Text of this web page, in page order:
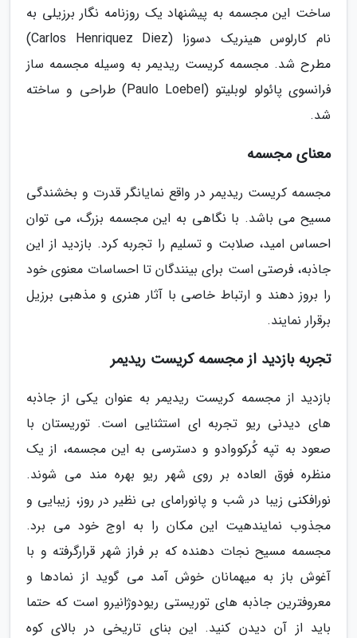
ساخت این مجسمه به پیشنهاد یک روزنامه نگار برزیلی به
نام کارلوس هینریک دسوزا (Carlos Henriquez Diez)
مطرح شد. مجسمه کریست ریدیمر به وسیله مجسمه ساز
فرانسوی پائولو لوبلیتو (Paulo Loebel) طراحی و ساخته
شد.
معنای مجسمه
مجسمه کریست ریدیمر در واقع نمایانگر قدرت و بخشندگی
مسیح می باشد. با نگاهی به این مجسمه بزرگ، می توان
احساس امید، صلابت و تسلیم را تجربه کرد. بازدید از این
جاذبه، فرصتی است برای بینندگان تا احساسات معنوی خود
را بروز دهند و ارتباط خاصی با آثار هنری و مذهبی برزیل
برقرار نمایند.
تجربه بازدید از مجسمه کریست ریدیمر
بازدید از مجسمه کریست ریدیمر به عنوان یکی از جاذبه
های دیدنی ریو تجربه ای استثنایی است. توریستان با
صعود به تپه کُرکووادو و دسترسی به این مجسمه، از یک
منظره فوق العاده بر روی شهر ریو بهره مند می شوند.
نورافکنی زیبا در شب و پانورامای بی نظیر در روز، زیبایی و
مجذوب نمایندهیت این مکان را به اوج خود می برد.
مجسمه مسیح نجات دهنده که بر فراز شهر قرارگرفته و با
آغوش باز به میهمانان خوش آمد می گوید از نمادها و
معروفترین جاذبه های توریستی ریودوژانیرو است که حتما
باید از آن دیدن کنید. این بنای تاریخی در بالای کوه